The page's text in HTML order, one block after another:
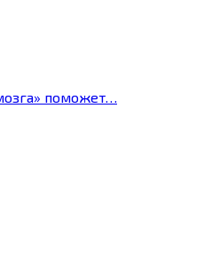
поможет…